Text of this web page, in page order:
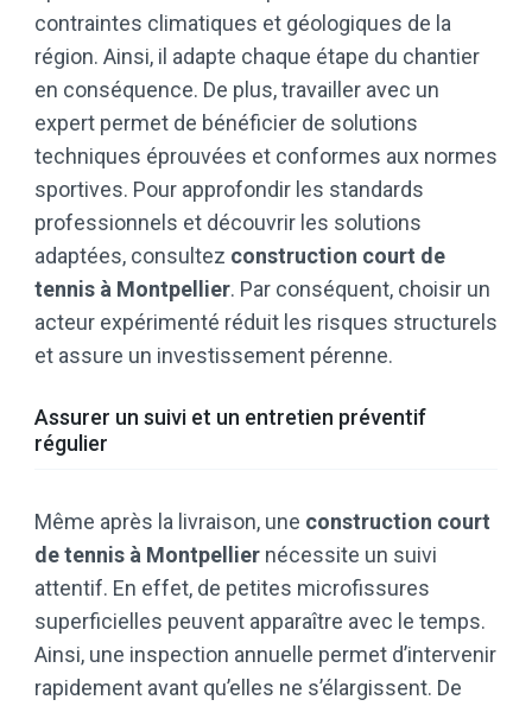
contraintes climatiques et géologiques de la
région. Ainsi, il adapte chaque étape du chantier
en conséquence. De plus, travailler avec un
expert permet de bénéficier de solutions
techniques éprouvées et conformes aux normes
sportives. Pour approfondir les standards
professionnels et découvrir les solutions
adaptées, consultez construction court de
tennis à Montpellier. Par conséquent, choisir un
acteur expérimenté réduit les risques structurels
et assure un investissement pérenne.
Assurer un suivi et un entretien préventif
régulier
Même après la livraison, une construction court
de tennis à Montpellier nécessite un suivi
attentif. En effet, de petites microfissures
superficielles peuvent apparaître avec le temps.
Ainsi, une inspection annuelle permet d’intervenir
rapidement avant qu’elles ne s’élargissent. De